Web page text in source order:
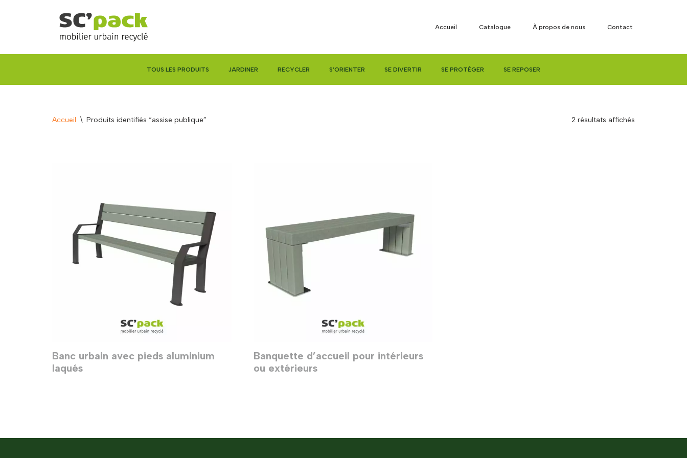
Accueil Catalogue À propos de nous Contact
TOUS LES PRODUITS JARDINER RECYCLER S’ORIENTER SE DIVERTIR SE PROTÉGER SE REPOSER
Accueil \ Produits identifiés “assise publique” 2 résultats affichés
Banc urbain avec pieds aluminium
laqués
Banquette d’accueil pour intérieurs
ou extérieurs